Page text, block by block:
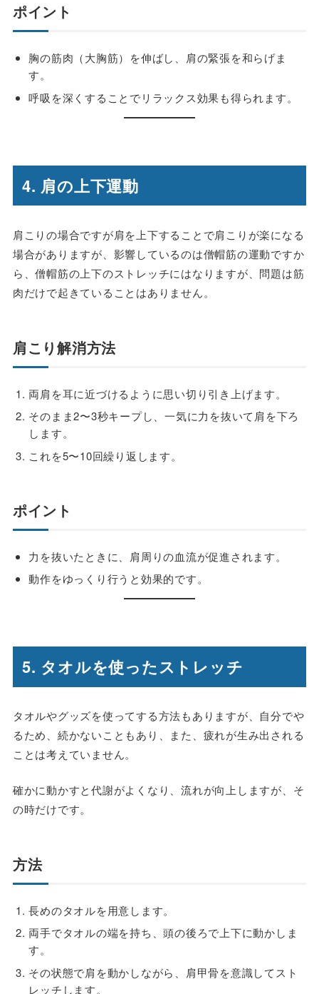
ポイント
胸の筋肉（大胸筋）を伸ばし、肩の緊張を和らげま
す。
呼吸を深くすることでリラックス効果も得られます。
4. 肩の上下運動
肩こりの場合ですが肩を上下することで肩こりが楽になる
場合がありますが、影響しているのは僧帽筋の運動ですか
ら、僧帽筋の上下のストレッチにはなりますが、問題は筋
肉だけで起きていることはありません。
肩こり解消方法
両肩を耳に近づけるように思い切り引き上げます。
そのまま2〜3秒キープし、一気に力を抜いて肩を下ろ
します。
これを5〜10回繰り返します。
ポイント
力を抜いたときに、肩周りの血流が促進されます。
動作をゆっくり行うと効果的です。
5. タオルを使ったストレッチ
タオルやグッズを使ってする方法もありますが、自分でや
るため、続かないこともあり、また、疲れが生み出される
ことは考えていません。
確かに動かすと代謝がよくなり、流れが向上しますが、そ
の時だけです。
方法
長めのタオルを用意します。
両手でタオルの端を持ち、頭の後ろで上下に動かしま
す。
その状態で肩を動かしながら、肩甲骨を意識してスト
レッチします。